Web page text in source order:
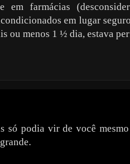
em farmácias
em lugar
ou menos 1 ½ dia, estava
só podia vir de você